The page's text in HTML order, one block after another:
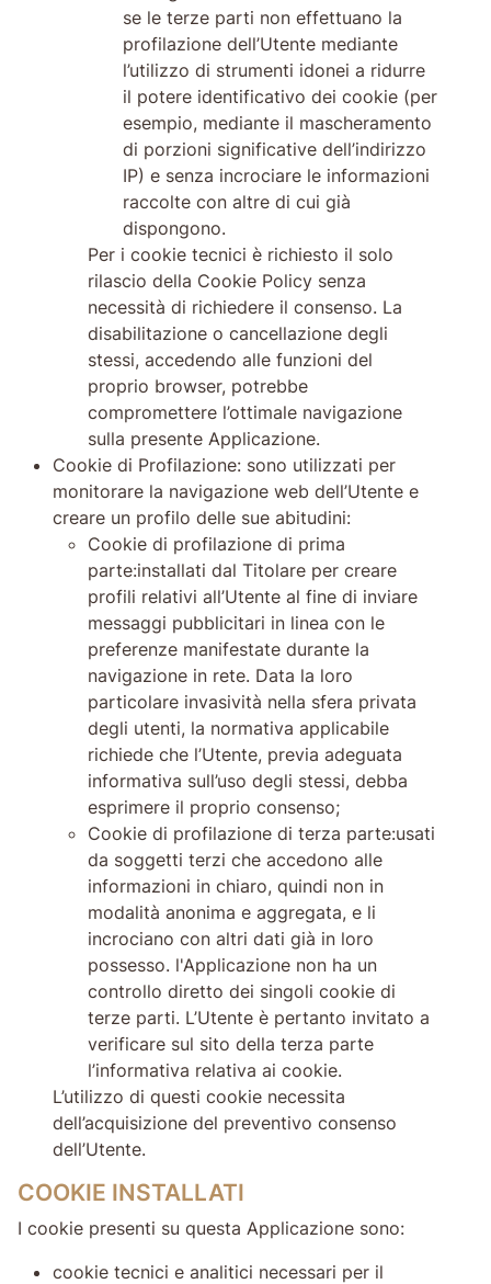
se le terze parti non effettuano la
profilazione dell’Utente mediante
l’utilizzo di strumenti idonei a ridurre
il potere identificativo dei cookie (per
esempio, mediante il mascheramento
di porzioni significative dell’indirizzo
IP) e senza incrociare le informazioni
raccolte con altre di cui già
dispongono.
Per i cookie tecnici è richiesto il solo
rilascio della Cookie Policy senza
necessità di richiedere il consenso. La
disabilitazione o cancellazione degli
stessi, accedendo alle funzioni del
proprio browser, potrebbe
compromettere l’ottimale navigazione
sulla presente Applicazione.
Cookie di Profilazione: sono utilizzati per
monitorare la navigazione web dell’Utente e
creare un profilo delle sue abitudini:
Cookie di profilazione di prima
parte:installati dal Titolare per creare
profili relativi all’Utente al fine di inviare
messaggi pubblicitari in linea con le
preferenze manifestate durante la
navigazione in rete. Data la loro
particolare invasività nella sfera privata
degli utenti, la normativa applicabile
richiede che l’Utente, previa adeguata
informativa sull’uso degli stessi, debba
esprimere il proprio consenso;
Cookie di profilazione di terza parte:usati
da soggetti terzi che accedono alle
informazioni in chiaro, quindi non in
modalità anonima e aggregata, e li
incrociano con altri dati già in loro
possesso. l'Applicazione non ha un
controllo diretto dei singoli cookie di
terze parti. L’Utente è pertanto invitato a
verificare sul sito della terza parte
l’informativa relativa ai cookie.
L’utilizzo di questi cookie necessita
dell’acquisizione del preventivo consenso
dell’Utente.
COOKIE INSTALLATI
I cookie presenti su questa Applicazione sono:
cookie tecnici e analitici necessari per il